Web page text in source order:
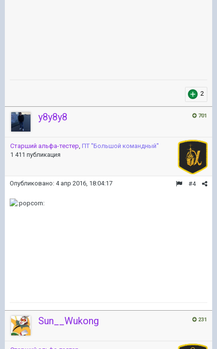
2
701
y8y8y8
Старший альфа-тестер, ПТ ''Большой командный''
1 411 публикация
#4
Опубликовано: 4 апр 2016, 18:04:17
231
Sun__Wukong